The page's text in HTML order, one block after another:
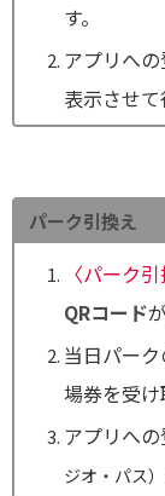
す。
アプリへ
表示させて
パーク引換え
〈パーク引
QRコード
当日パー
場券を受け
アプリへ
ジオ・パス）